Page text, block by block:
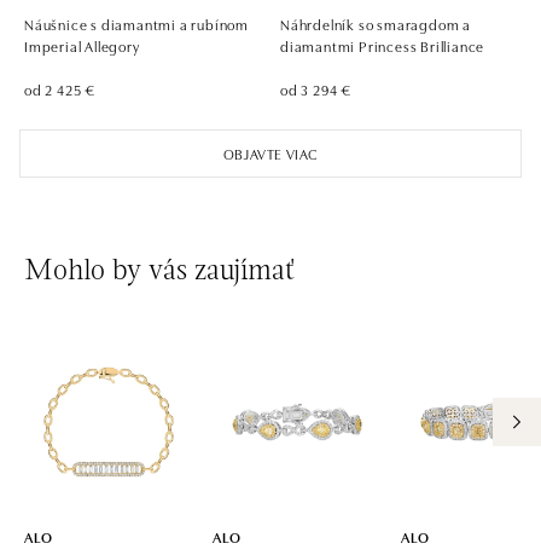
dnes otvorené do 21:00
Pařížská 1076/7, 110 00 Praha 1
ALO diamonds Westfield Černý most, Praha 9
Chlumecká 765/6, 198 19 Praha 9
ALO diamonds, Westfield, Praha 4 - Chodov
Roztylská 2321/19, 148 00 Praha 4 - Chodov
tel.: +420 773 585 559, +420 730 802 800
dnes otvorené do 21:00
OBJAVTE VIAC
Náušnice s diamantmi a rubínom
Imperial Allegory
od 2 425 €
Náhrdelník so smaragdom a
diamantmi Princess Brilliance
od 3 294 €
Mohlo by vás zaujímať
ALO
ALO
ALO